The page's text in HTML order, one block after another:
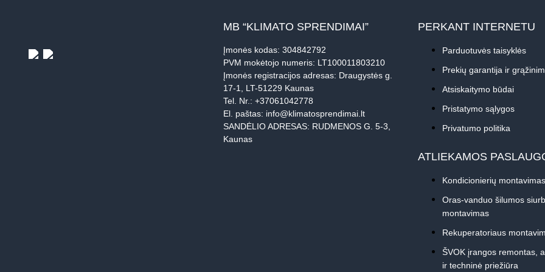
MB “KLIMATO SPRENDIMAI”
Įmonės kodas: 304842792
PVM mokėtojo numeris: LT100011803210
Įmonės registracijos adresas: Draugystės g.
17-1, LT-51229 Kaunas
Tel. Nr.: +37061042778
El. paštas: info@klimatosprendimai.lt
SANDĖLIO ADRESAS: RUDMENOS G. 5-3,
Kaunas
PERKANT INTERNETU
Parduotuvės taisyklės
Prekių garantija ir
Atsiskaitymo būdai
Pristatymo sąlygos
Privatumo politika
ATLIEKAMOS
Kondicionierių montavimas
Oras-vanduo šilumos
montavimas
Rekuperatoriaus
ŠVOK įrangos remontas,
ir techninė priežiūra